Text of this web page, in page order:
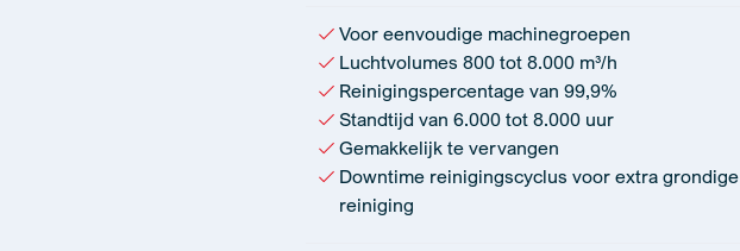
Voor eenvoudige machinegroepen
Luchtvolumes 800 tot 8.000 m³/h
Reinigingspercentage van 99,9%
Standtijd van 6.000 tot 8.000 uur
Gemakkelijk te vervangen
Downtime reinigingscyclus voor extra grondige
reiniging